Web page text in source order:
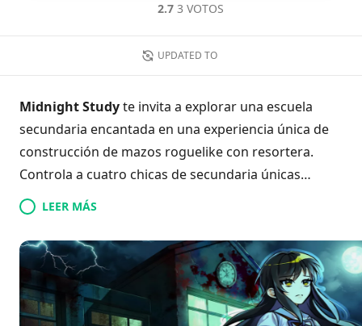
2.7 3 VOTOS
UPDATED TO
Midnight Studyte invita a explorar una escuela
secundaria encantada en una experiencia única de
construcción de mazos roguelike con resortera.
Controla a cuatro chicas de secundaria únicas
mientras despiertan espíritus a través de un
atrevido ritual. Utiliza la innovadora mecánica de la
resortera para hacer rebotar proyectiles y derrotar
a sinistros enemigos arraigados en el folclore
coreano. Con más de 100 talismanes y 80 reliquias a
tu disposición, cada aventura promete nuevas
LEER MÁS